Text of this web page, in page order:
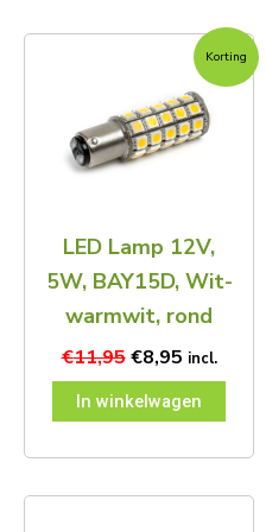
Korting
LED Lamp 12V,
5W, BAY15D, Wit-
warmwit, rond
€11,95
Oorspronkelijke
was:
€11,95.
€8,95
Huidige
prijs
is:
€8,95.
incl.
In winkelwagen